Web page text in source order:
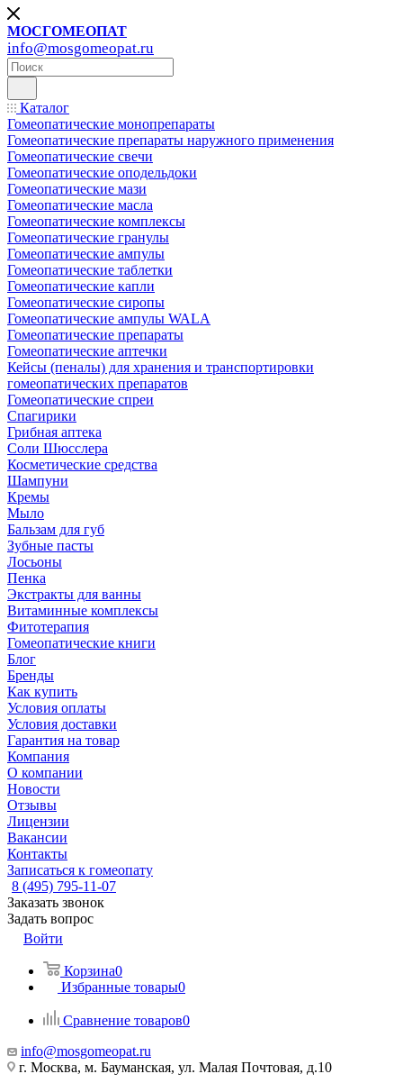
МОСГОМЕОПАТ
info@mosgomeopat.ru
Каталог
Гомеопатические монопрепараты
Гомеопатические препараты наружного применения
Гомеопатические свечи
Гомеопатические оподельдоки
Гомеопатические мази
Гомеопатические масла
Гомеопатические комплексы
Гомеопатические гранулы
Гомеопатические ампулы
Гомеопатические таблетки
Гомеопатические капли
Гомеопатические сиропы
Гомеопатические ампулы WALA
Гомеопатические препараты
Гомеопатические аптечки
Кейсы (пеналы) для хранения и транспортировки
гомеопатических препаратов
Гомеопатические спреи
Спагирики
Грибная аптека
Соли Шюсслера
Косметические средства
Шампуни
Кремы
Мыло
Бальзам для губ
Зубные пасты
Лосьоны
Пенка
Экстракты для ванны
Витаминные комплексы
Фитотерапия
Гомеопатические книги
Блог
Бренды
Как купить
Условия оплаты
Условия доставки
Гарантия на товар
Компания
О компании
Новости
Отзывы
Лицензии
Вакансии
Контакты
Записаться к гомеопату
8 (495) 795-11-07
Заказать звонок
Задать вопрос
Войти
Корзина0
Избранные товары0
Сравнение товаров0
info@mosgomeopat.ru
г. Москва, м. Бауманская, ул. Малая Почтовая, д.10